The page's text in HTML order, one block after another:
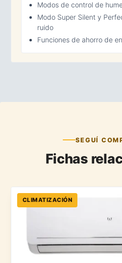
Modos de control de
Modo Super Silent y
ruido
Funciones de ahorro de
SEGUÍ
Fichas
CLIMATIZACIÓN